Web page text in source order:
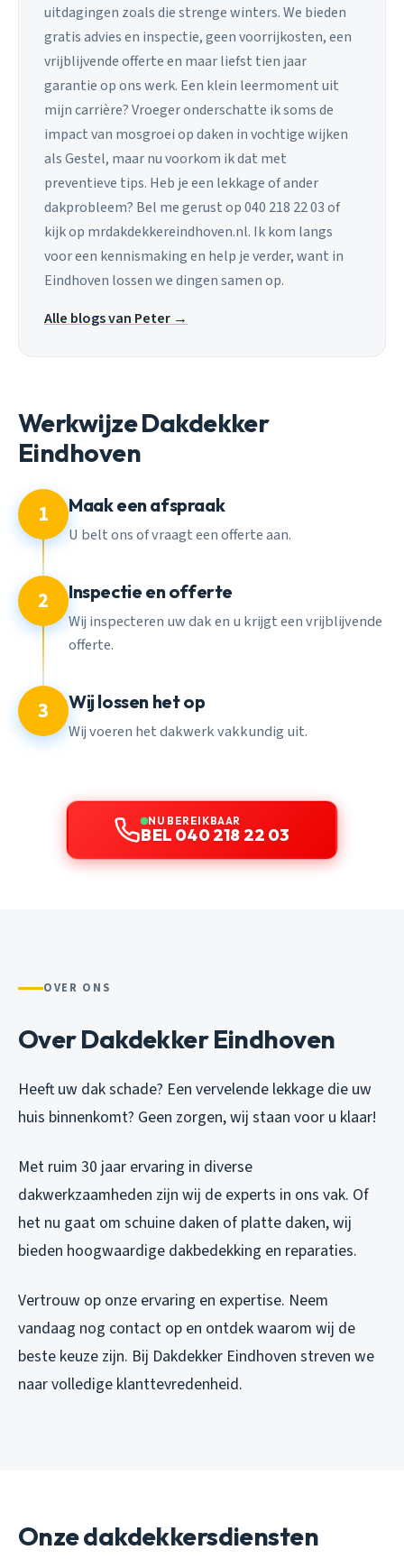
uitdagingen zoals die strenge winters. We bieden
gratis advies en inspectie, geen voorrijkosten, een
vrijblijvende offerte en maar liefst tien jaar
garantie op ons werk. Een klein leermoment uit
mijn carrière? Vroeger onderschatte ik soms de
impact van mosgroei op daken in vochtige wijken
als Gestel, maar nu voorkom ik dat met
preventieve tips. Heb je een lekkage of ander
dakprobleem? Bel me gerust op 040 218 22 03 of
kijk op mrdakdekkereindhoven.nl. Ik kom langs
voor een kennismaking en help je verder, want in
Eindhoven lossen we dingen samen op.
Alle blogs van Peter →
Werkwijze Dakdekker
Eindhoven
1 Maak een afspraak
U belt ons of vraagt een offerte aan.
2 Inspectie en offerte
Wij inspecteren uw dak en u krijgt een vrijblijvende
offerte.
3 Wij lossen het op
Wij voeren het dakwerk vakkundig uit.
NU BEREIKBAAR
BEL 040 218 22 03
OVER ONS
Over Dakdekker Eindhoven
Heeft uw dak schade? Een vervelende lekkage die uw
huis binnenkomt? Geen zorgen, wij staan voor u klaar!
Met ruim 30 jaar ervaring in diverse
dakwerkzaamheden zijn wij de experts in ons vak. Of
het nu gaat om schuine daken of platte daken, wij
bieden hoogwaardige dakbedekking en reparaties.
Vertrouw op onze ervaring en expertise. Neem
vandaag nog contact op en ontdek waarom wij de
beste keuze zijn. Bij Dakdekker Eindhoven streven we
naar volledige klanttevredenheid.
Onze dakdekkersdiensten